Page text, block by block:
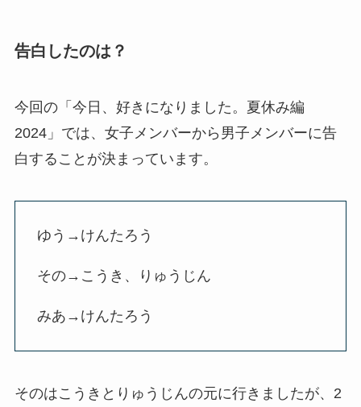
告白したのは？
今回の「今日、好きになりました。夏休み編
2024」では、女子メンバーから男子メンバーに告
白することが決まっています。
ゆう→けんたろう
その→こうき、りゅうじん
みあ→けんたろう
そのはこうきとりゅうじんの元に行きましたが、2